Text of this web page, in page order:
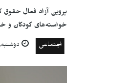
پروین آزاد فعال حقوق
خواسته‌های کودکان و
اجتماعی دوشنبه, 20 نوامبر 2023, 08:27